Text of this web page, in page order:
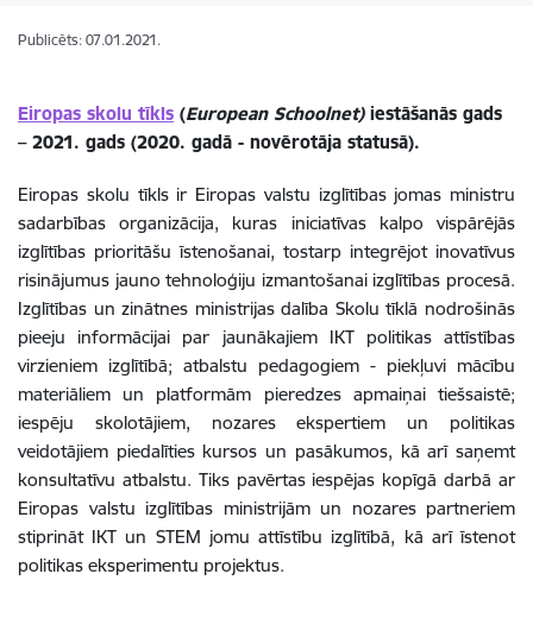
Publicēts: 07.01.2021.
Eiropas skolu tīkls (European Schoolnet) iestāšanās gads
– 2021. gads (2020. gadā - novērotāja statusā).
Eiropas skolu tīkls ir Eiropas valstu izglītības jomas ministru
sadarbības organizācija, kuras iniciatīvas kalpo vispārējās
izglītības prioritāšu īstenošanai, tostarp integrējot inovatīvus
risinājumus jauno tehnoloģiju izmantošanai izglītības procesā.
Izglītības un zinātnes ministrijas dalība Skolu tīklā nodrošinās
pieeju informācijai par jaunākajiem IKT politikas attīstības
virzieniem izglītībā; atbalstu pedagogiem - piekļuvi mācību
materiāliem un platformām pieredzes apmaiņai tiešsaistē;
iespēju skolotājiem, nozares ekspertiem un politikas
veidotājiem piedalīties kursos un pasākumos, kā arī saņemt
konsultatīvu atbalstu. Tiks pavērtas iespējas kopīgā darbā ar
Eiropas valstu izglītības ministrijām un nozares partneriem
stiprināt IKT un STEM jomu attīstību izglītībā, kā arī īstenot
politikas eksperimentu projektus.